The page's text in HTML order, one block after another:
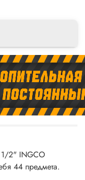
2" INGCO
44 предмета.